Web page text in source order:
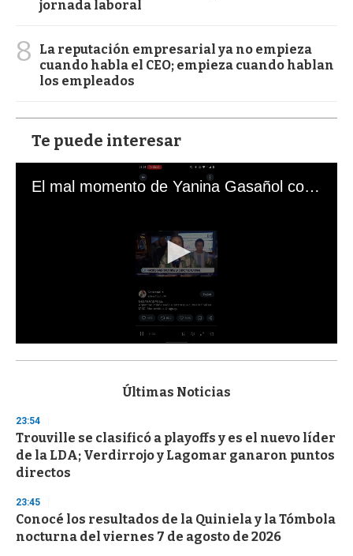
jornada laboral
8
La reputación empresarial ya no empieza
cuando habla el CEO; empieza cuando hablan
los empleados
Te puede interesar
El mal momento de Yanina Gasañol con un hincha argentino en "Subrayado"
s
d
s
o
f
3
s
e
c
o
Últimas Noticias
23:54
Trouville se clasificó a playoffs y es el nuevo líder
de la LDA; Verdirrojo y Lagomar ganaron puntos
directos
23:45
Conocé los resultados de la Quiniela y la Tómbola
nocturna del viernes 7 de agosto de 2026